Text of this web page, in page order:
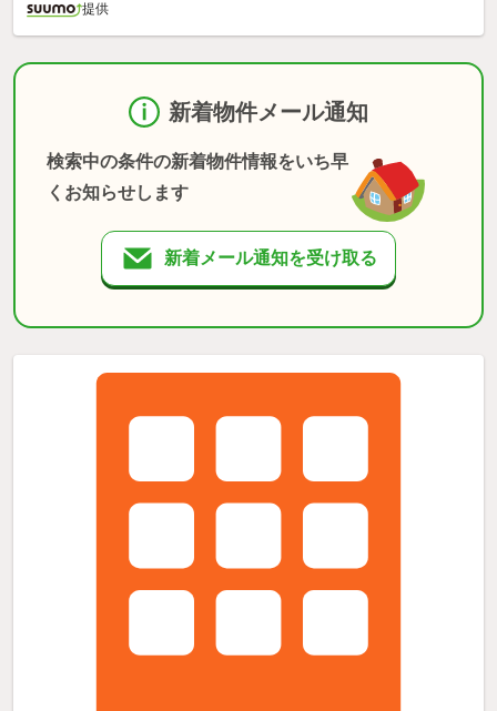
提供
新着物件メール通知
検索中の条件の新着物件情報をいち早
くお知らせします
新着メール通知を受け取る